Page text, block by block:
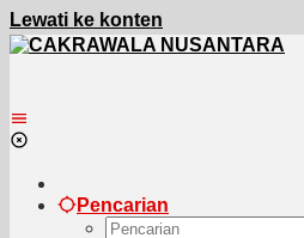
Lewati ke konten
Pencarian